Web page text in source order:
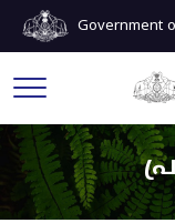
Government